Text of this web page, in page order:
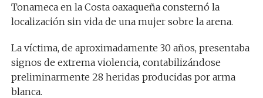
Tonameca en la Costa oaxaqueña consternó la
localización sin vida de una mujer sobre la arena.
La víctima, de aproximadamente 30 años, presentaba
signos de extrema violencia, contabilizándose
preliminarmente 28 heridas producidas por arma
blanca.